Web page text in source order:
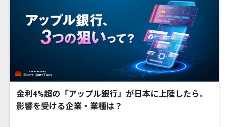
金利4%超の「アップル銀行」が日本に上陸したら。
影響を受ける企業・業種は？